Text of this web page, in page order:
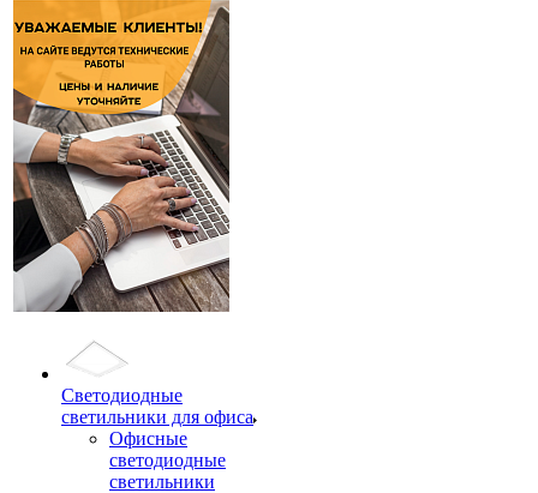
Светодиодные
светильники для офиса
Офисные
светодиодные
светильники